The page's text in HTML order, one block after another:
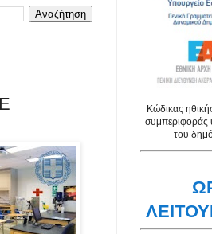
Κώδικας
συμπεριφοράς
του